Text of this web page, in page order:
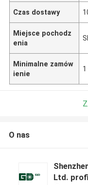
Czas dostawy
Miejsce pochodz
enia
Minimalne zamów
ienie
1
O nas
Ltd.